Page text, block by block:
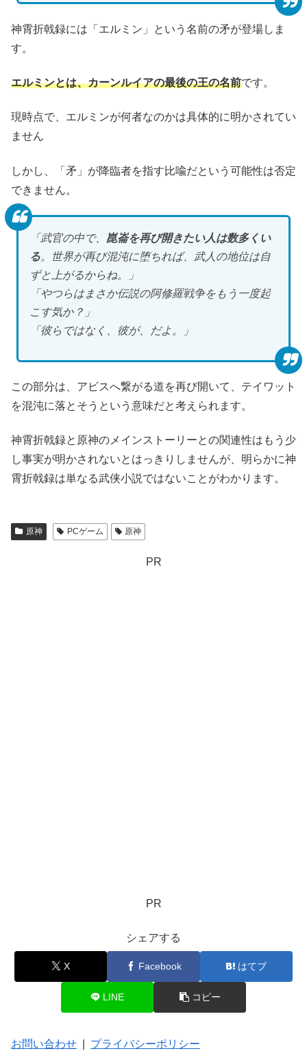
神霄折戟録には「エルミン」という名前の矛が登場しま
す。
エルミンとは、カーンルイアの最後の王の名前です。
現時点で、エルミンが何者なのかは具体的に明かされてい
ません
しかし、「矛」が降臨者を指す比喩だという可能性は否定
できません。
「武官の中で、 崑崙を再び開きたい人は数多くい
る。世界が再び混沌に堕ちれば、武人の地位は自
ずと上がるからね。」
「やつらはまさか伝説の阿修羅戦争をもう一度起
こす気か？」
「彼らではなく、彼が、だよ。」
この部分は、アビスへ繋がる道を再び開いて、テイワット
を混沌に落とそうという意味だと考えられます。
神霄折戟録と原神のメインストーリーとの関連性はもう少
し事実が明かされないとはっきりしませんが、明らかに神
霄折戟録は単なる武侠小説ではないことがわかります。
原神 PCゲーム 原神
PR
PR
シェアする
X Facebook はてブ
LINE コピー
お問い合わせ プライバシーポリシー